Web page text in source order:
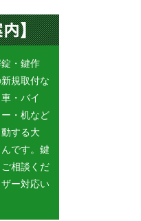
・鍵作
規取付な
・バイ
・机など
する大
です。鍵
相談くだ
ー対応い